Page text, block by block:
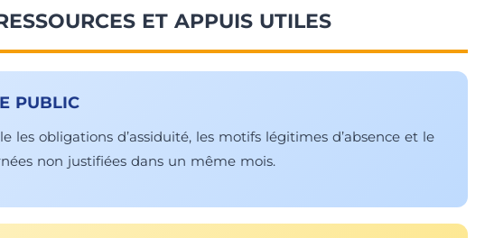
ET APPUIS UTILES
PUBLIC
les obligations d’assiduité, les motifs légitimes d’absence et le
non justifiées dans un même mois.